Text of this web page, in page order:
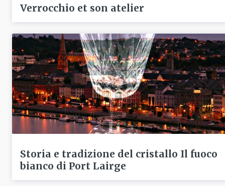
Verrocchio et son atelier
Storia e tradizione del cristallo Il fuoco
bianco di Port Lairge